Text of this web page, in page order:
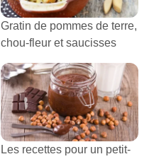
Gratin de pommes de terre,
chou-fleur et saucisses
Les recettes pour un petit-